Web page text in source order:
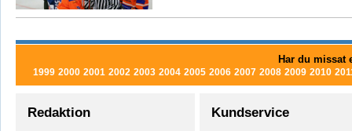
Har du missat
1999 2000 2001 2002 2003 2004 2005 2006 2007 2008 2009 2010
Redaktion Kundservice